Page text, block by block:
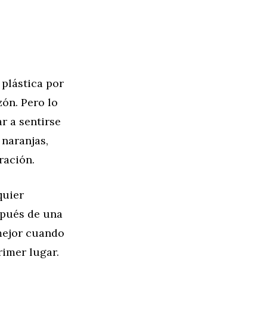
por
Pero lo
a sentirse
de una
cuando
lugar.